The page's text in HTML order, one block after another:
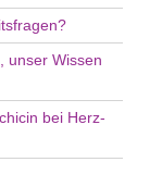
unser Wissen
bei Herz-